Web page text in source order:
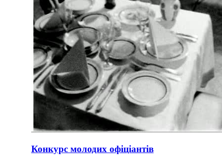
Конкурс молодих офіціантів